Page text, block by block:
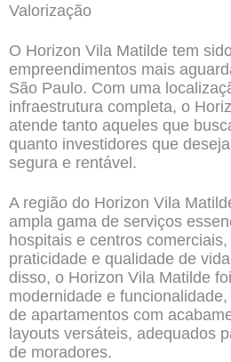
Valorização
O Horizon Vila Matilde tem
empreendimentos mais
São Paulo. Com uma
infraestrutura completa, o
atende tanto aqueles que
quanto investidores que
segura e rentável.
A região do Horizon Vila
ampla gama de serviços
hospitais e centros
praticidade e qualidade de
disso, o Horizon Vila Matilde
modernidade e
de apartamentos com
layouts versáteis, adequados
de moradores.